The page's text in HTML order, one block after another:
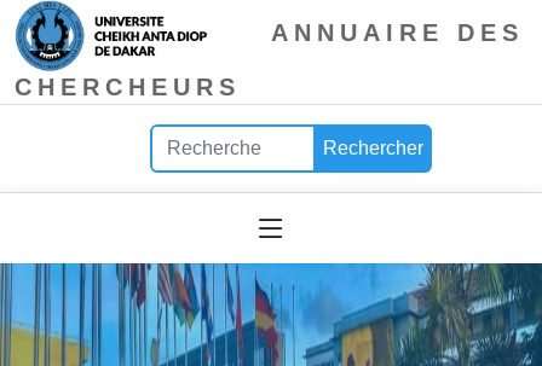
ANNUAIRE DES
CHERCHEURS
Rechercher